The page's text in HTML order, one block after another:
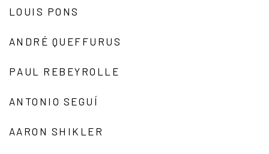
LOUIS PONS
ANDRÉ QUEFFURUS
PAUL REBEYROLLE
ANTONIO SEGUÍ
AARON SHIKLER